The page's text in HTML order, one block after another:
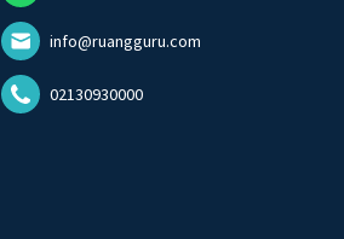
info@ruangguru.com
02130930000